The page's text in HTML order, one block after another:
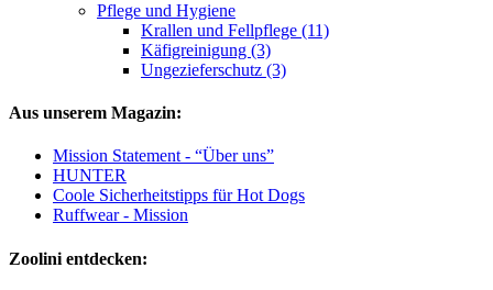
Pflege und Hygiene
Krallen und Fellpflege (11)
Käfigreinigung (3)
Ungezieferschutz (3)
Aus unserem Magazin:
Mission Statement - “Über uns”
HUNTER
Coole Sicherheitstipps für Hot Dogs
Ruffwear - Mission
Zoolini entdecken: